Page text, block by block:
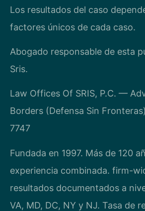
Los resultados del caso
factores únicos de cada caso.
Abogado responsable de esta
Sris.
Law Offices Of SRIS, P.C. —
Borders (Defensa Sin
7747
Fundada en 1997. Más de 120
experiencia combinada. firm-
resultados documentados a
VA, MD, DC, NY y NJ. Tasa de